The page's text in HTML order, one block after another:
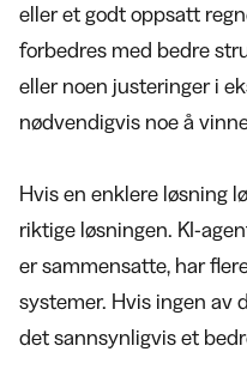
eller et godt oppsatt
forbedres med bedre
eller noen justeringer i
nødvendigvis noe å
Hvis en enklere løsning
riktige løsningen. KI-
er sammensatte, har
systemer. Hvis ingen av
det sannsynligvis et